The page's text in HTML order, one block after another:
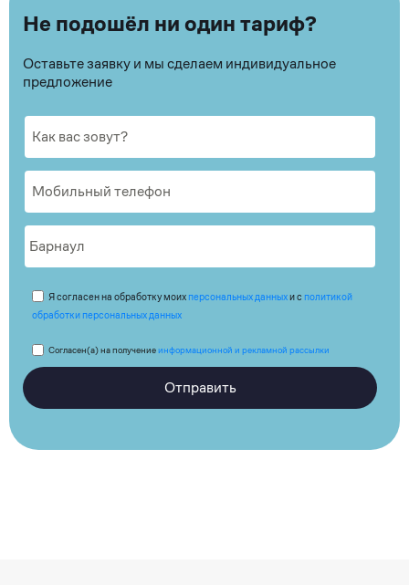
Не подошёл ни один тариф?
Оставьте заявку и мы сделаем индивидуальное
предложение
Я согласен на обработку моих персональных данныхи с политикой
обработки персональных данных
Согласен(а) на получениеинформационной и рекламной рассылки
Отправить